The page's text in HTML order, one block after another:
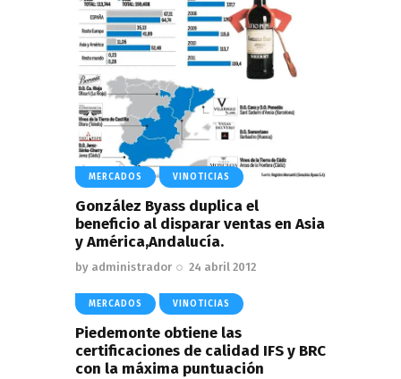
MERCADOS VINOTICIAS
González Byass duplica el
beneficio al disparar ventas en Asia
y América,Andalucía.
by administrador 24 abril 2012
MERCADOS VINOTICIAS
Piedemonte obtiene las
certificaciones de calidad IFS y BRC
con la máxima puntuación